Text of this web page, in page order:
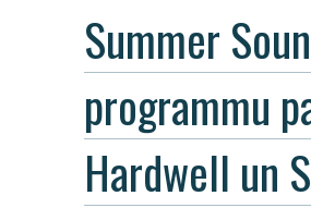
Summer
programmu
Hardwell un